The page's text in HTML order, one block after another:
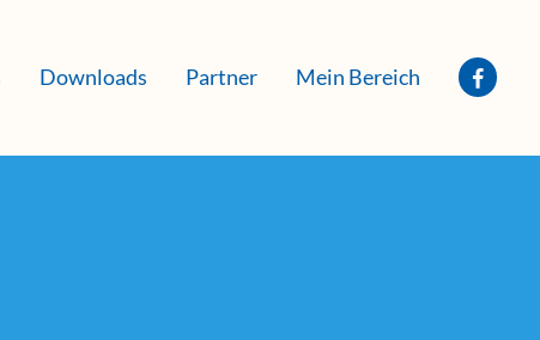
Downloads Partner Mein Bereich